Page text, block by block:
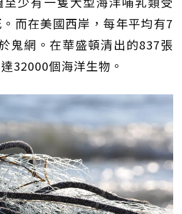
而在美國西岸，每年平均有7
鬼網。在華盛頓清出的837張
32000個海洋生物。